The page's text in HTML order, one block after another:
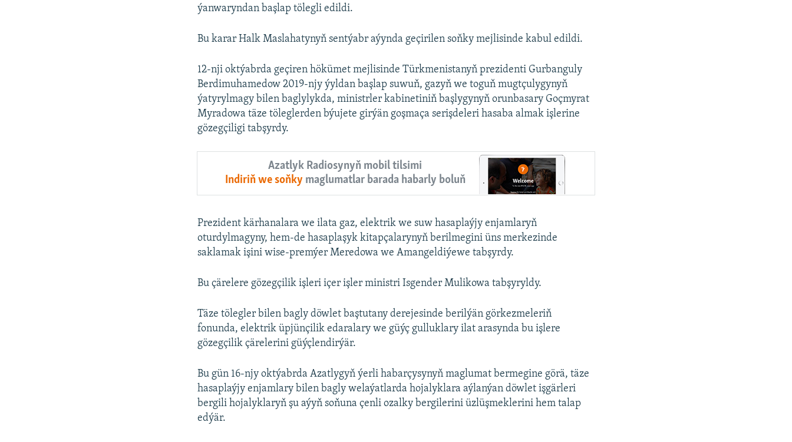
ýanwaryndan başlap tölegli edildi.
Bu karar Halk Maslahatynyň sentýabr aýynda geçirilen soňky mejlisinde kabul edildi.
12-nji oktýabrda geçiren hökümet mejlisinde Türkmenistanyň prezidenti Gurbanguly
Berdimuhamedow 2019-njy ýyldan başlap suwuň, gazyň we toguň mugtçulygynyň
ýatyrylmagy bilen baglylykda, ministrler kabinetiniň başlygynyň orunbasary Goçmyrat
Myradowa täze töleglerden býujete girýän goşmaça serişdeleri hasaba almak işlerine
gözegçiligi tabşyrdy.
Azatlyk Radiosynyň mobil tilsimi
Indiriň we soňky maglumatlar barada habarly boluň
Prezident kärhanalara we ilata gaz, elektrik we suw hasaplaýjy enjamlaryň
oturdylmagyny, hem-de hasaplaşyk kitapçalarynyň berilmegini üns merkezinde
saklamak işini wise-premýer Meredowa we Amangeldiýewe tabşyrdy.
Bu çärelere gözegçilik işleri içer işler ministri Isgender Mulikowa tabşyryldy.
Täze tölegler bilen bagly döwlet baştutany derejesinde berilýän görkezmeleriň
fonunda, elektrik üpjünçilik edaralary we güýç gulluklary ilat arasynda bu işlere
gözegçilik çärelerini güýçlendirýär.
Bu gün 16-njy oktýabrda Azatlygyň ýerli habarçysynyň maglumat bermegine görä, täze
hasaplaýjy enjamlary bilen bagly welaýatlarda hojalyklara aýlanýan döwlet işgärleri
bergili hojalyklaryň şu aýyň soňuna çenli ozalky bergilerini üzlüşmeklerini hem talap
edýär.